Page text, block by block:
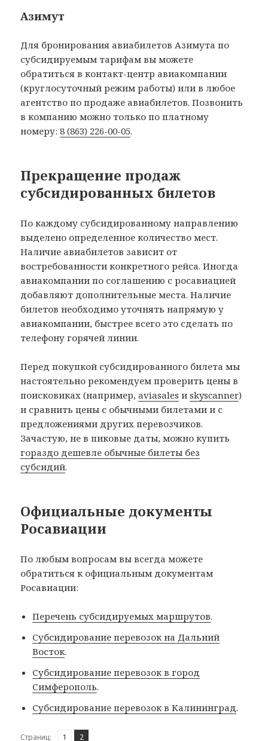
Азимут
Для бронирования авиабилетов Азимута по
субсидируемым тарифам вы можете
обратиться в контакт-центр авиакомпании
(круглосуточный режим работы) или в любое
агентство по продаже авиабилетов. Позвонить
в компанию можно только по платному
номеру:8 (863) 226-00-05.
Прекращение продаж
субсидированных билетов
По каждому субсидированному направлению
выделено определенное количество мест.
Наличие авиабилетов зависит от
востребованности конкретного рейса. Иногда
авиакомпании по соглашению с росавиацией
добавляют дополнительные места. Наличие
билетов необходимо уточнять напрямую у
авиакомпании, быстрее всего это сделать по
телефону горячей линии.
Перед покупкой субсидированного билета мы
настоятельно рекомендуем проверить цены в
поисковиках (например,aviasales иskyscanner)
и сравнить цены с обычными билетами и с
предложениями других перевозчиков.
Зачастую, не в пиковые даты, можно купить
гораздо дешевле обычные билеты без
субсидий.
Официальные документы
Росавиации
По любым вопросам вы всегда можете
обратиться к официальным документам
Росавиации:
Перечень субсидируемых маршрутов.
Субсидирование перевозок на Дальний
Восток.
Субсидирование перевозок в город
Симферополь.
Субсидирование перевозок в Калининград.
Страниц: Страница
1 ,
Страница
2